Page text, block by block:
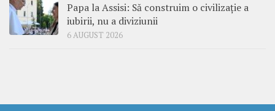
Papa la Assisi: Să construim o civilizație a
iubirii, nu a diviziunii
6 AUGUST 2026